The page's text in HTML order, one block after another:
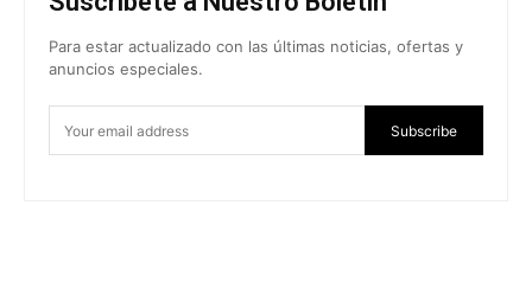
Para estar actualizado con las últimas noticias, ofertas y
anuncios especiales.
Subscribe